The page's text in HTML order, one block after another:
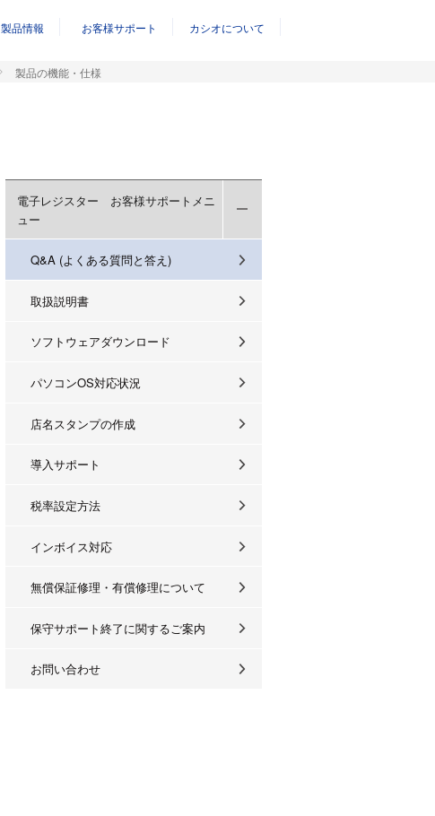
製品情報 お客様サポート カシオについて
製品の機能・仕様
電子レジスター お客様サポートメニ
ュー
Q&A (よくある質問と答え)
取扱説明書
ソフトウェアダウンロード
パソコンOS対応状況
店名スタンプの作成
導入サポート
税率設定方法
インボイス対応
無償保証修理・有償修理について
保守サポート終了に関するご案内
お問い合わせ